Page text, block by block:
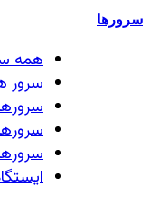
سرورها
همه
سرور